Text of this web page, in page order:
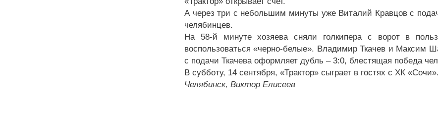
А через три с небольшим минуты уже Виталий Кравцов с
челябинцев.
На 58-й минуте хозяева сняли голкипера с ворот в
воспользоваться «черно-белые». Владимир Ткачев и Максим
с подачи Ткачева оформляет дубль – 3:0, блестящая победа
В субботу, 14 сентября, «Трактор» сыграет в гостях с ХК «Сочи».
Челябинск, Виктор Елисеев